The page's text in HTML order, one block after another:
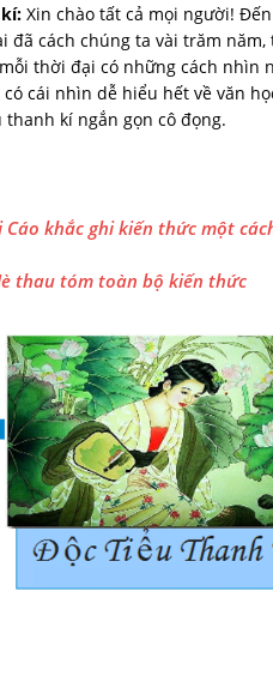
Xin chào tất cả mọi người!
đã cách chúng ta vài trăm
thời đại có những cách nhìn
cái nhìn dễ hiểu hết về văn
kí ngắn gọn cô đọng.
khắc ghi kiến thức một
thau tóm toàn bộ kiến thức